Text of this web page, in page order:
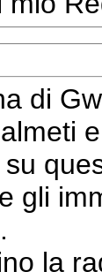
di
gli
la